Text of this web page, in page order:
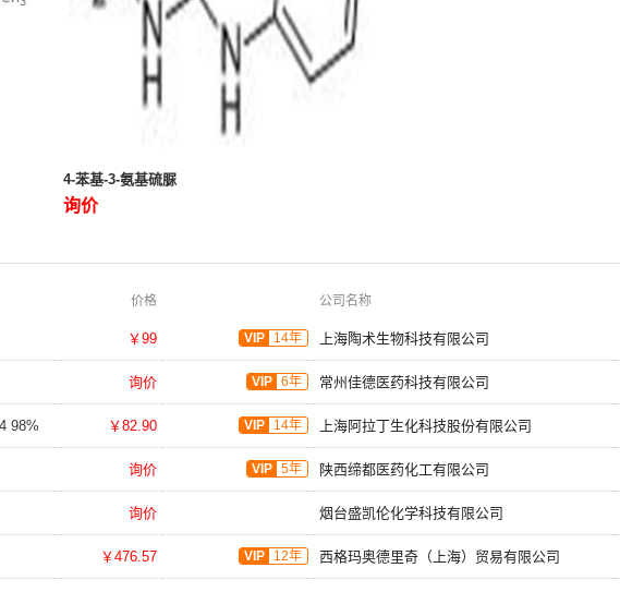
4-苯基-3-氨基硫脲
询价
价格 公司名称
￥99 VIP 14年 上海陶术生物科技有限公司
询价 VIP 6年 常州佳德医药科技有限公司
98% ￥82.90 VIP 14年 上海阿拉丁生化科技股份有限公司
询价 VIP 5年 陕西缔都医药化工有限公司
询价 烟台盛凯伦化学科技有限公司
￥476.57 VIP 12年 西格玛奥德里奇（上海）贸易有限公司